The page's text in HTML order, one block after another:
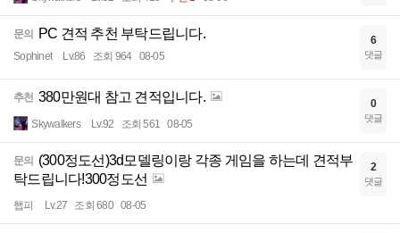
문의 PC 견적 추천 부탁드립니다.
Sophinet Lv.86 조회 964 08-05
6
댓글
추천 380만원대 참고 견적입니다.
Skywalkers Lv.92 조회 561 08-05
0
댓글
문의
(300정도선)3d모델링이랑 각종 게임을 하는데 견적부
탁드립니다!300정도선
햅피 Lv.27 조회 680 08-05
2
댓글